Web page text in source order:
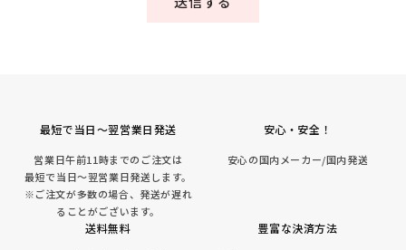
最短で当日～翌営業日発送
営業日午前11時までのご注文は
最短で当日～翌営業日発送します。
※ご注文が多数の場合、発送が遅れ
ることがございます。
安心・安全！
安心の国内メーカー/国内発送
送料無料 豊富な決済方法